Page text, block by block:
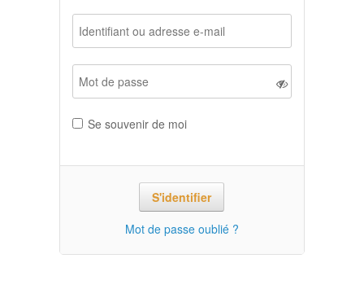
Se souvenir de moi
Mot de passe oublié ?